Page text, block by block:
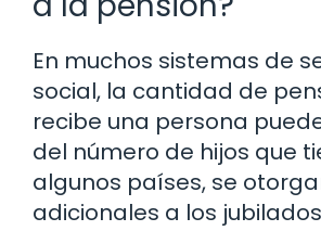
En muchos sistemas de
social, la cantidad de
recibe una persona
del número de hijos que
algunos países, se
adicionales a los